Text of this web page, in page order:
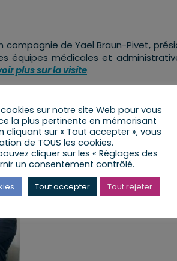
compagnie de Yael Braun-Pivet,
équipes médicales et
plus sur la visite.
différents élus de la
de l’importance de l’élu dans le
Gendarmerie
sur notre site Web pour vous
la plus pertinente en mémorisant
cliquant sur « Tout accepter », vous
de TOUS les cookies.
cliquer sur les « Réglages des
un consentement contrôlé.
Tout accepter Tout rejeter